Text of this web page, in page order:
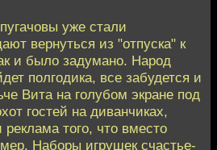
уже стали
вернуться из "отпуска" к
и было задумано. Народ
полгодика, все забудется и
Вита на голубом экране под
гостей на диванчиках,
того, что вместо
Наборы игрушек счастье-